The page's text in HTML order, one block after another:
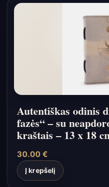
Autentiškas odinis
fazės“ – su
kraštais – 13 x 18
30.00 €
Į krepšelį